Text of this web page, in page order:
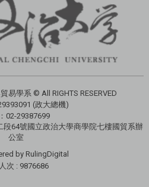
易學系 © All RIGHTS RESERVED
(政大總機)
02-29387699
段64號國立政治大學商學院七樓國貿系辦
公室
by RulingDigital
次 : 9876686